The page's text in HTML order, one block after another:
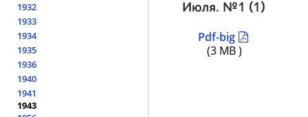
1932
1933
1934
1935
1936
1940
1941
1943
Июля. №1 (1)
Pdf-big
(3 MB )